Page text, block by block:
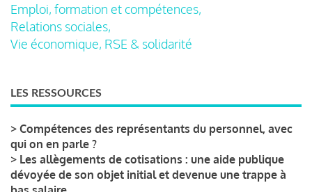
Emploi, formation et compétences,
Relations sociales,
Vie économique, RSE & solidarité
LES RESSOURCES
> Compétences des représentants du personnel, avec
qui on en parle ?
> Les allègements de cotisations : une aide publique
dévoyée de son objet initial et devenue une trappe à